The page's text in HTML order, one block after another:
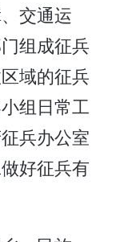
交通运
组成征兵
域的征兵
组日常工
兵办公室
好征兵有